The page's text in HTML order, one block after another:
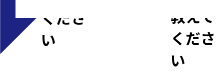
くださ
い
教えて
くださ
い